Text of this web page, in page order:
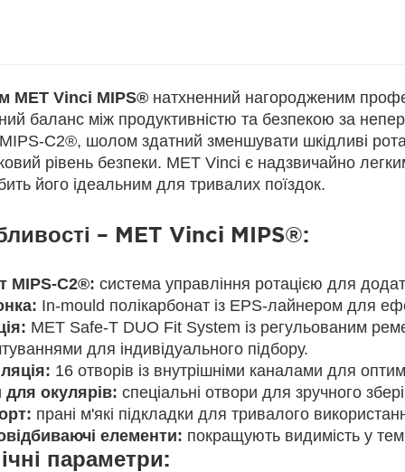
MET Vinci MIPS®натхненний нагородженим
баланс між продуктивністю та безпекою за
C2®, шолом здатний зменшувати шкідливі
рівень безпеки. MET Vinci є надзвичайно
його ідеальним для тривалих поїздок.
– MET Vinci MIPS®:
MIPS-C2®: система управління ротацією для
In-mould полікарбонат із EPS-лайнером для
MET Safe-T DUO Fit System із регульованим
для індивідуального підбору.
16 отворів із внутрішніми каналами для
окулярів: спеціальні отвори для зручного
прані м'які підкладки для тривалого
елементи: покращують видимість у
параметри: